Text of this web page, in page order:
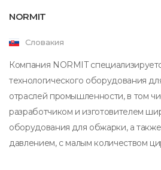
NORMIT
Словакия
Компания NORMIT
технологического оборудования
отраслей промышленности, в том
разработчиком и изготовителем
оборудования для обжарки, а
давлением, с малым количеством